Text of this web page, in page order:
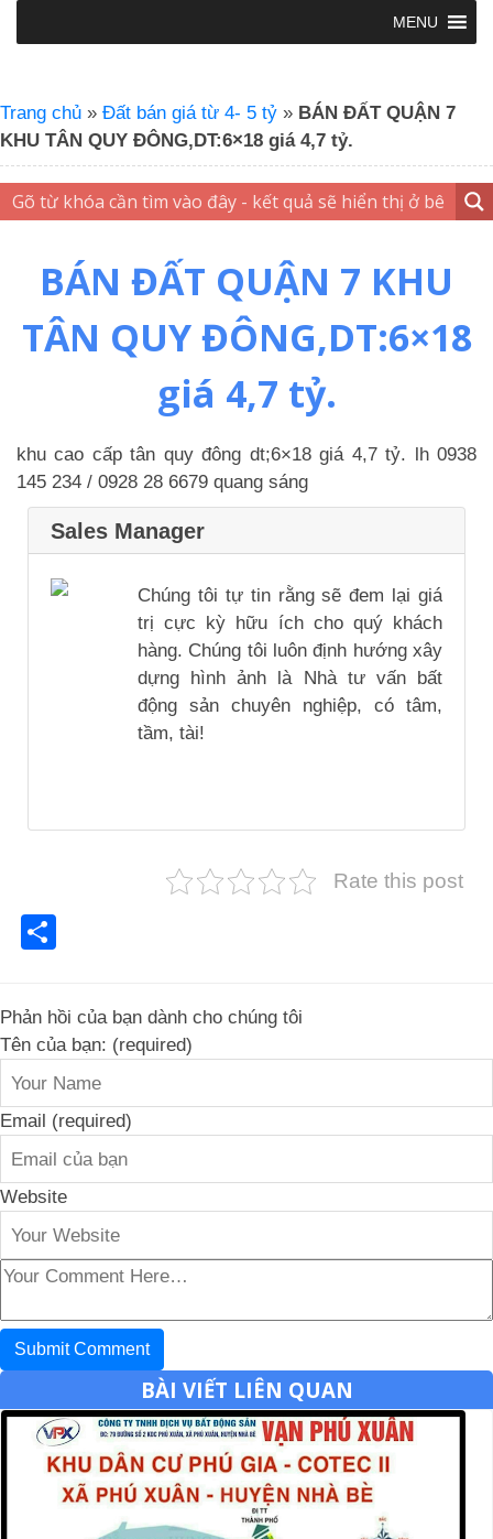
MENU
Trang chủ » Đất bán giá từ 4- 5 tỷ » BÁN ĐẤT QUẬN 7
KHU TÂN QUY ĐÔNG,DT:6×18 giá 4,7 tỷ.
BÁN ĐẤT QUẬN 7 KHU
TÂN QUY ĐÔNG,DT:6×18
giá 4,7 tỷ.
khu cao cấp tân quy đông dt;6×18 giá 4,7 tỷ. lh 0938
145 234 / 0928 28 6679 quang sáng
Sales Manager
Chúng tôi tự tin rằng sẽ đem lại giá
trị cực kỳ hữu ích cho quý khách
hàng. Chúng tôi luôn định hướng xây
dựng hình ảnh là Nhà tư vấn bất
động sản chuyên nghiệp, có tâm,
tầm, tài!
Rate this post
Phản hồi của bạn dành cho chúng tôi
Tên của bạn: (required)
Email (required)
Website
BÀI VIẾT LIÊN QUAN